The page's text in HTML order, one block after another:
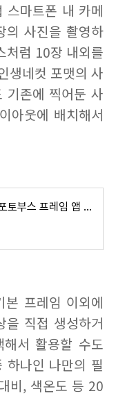
스마트폰 내 카메
의 사진을 촬영하
처럼 10장 내외를
생네컷 포맷의 사
기존에 찍어둔 사
아웃에 배치해서
나만의 네컷 - 인생네컷 포토부스 프레임 앱 - App Store
프레임 이외에
을 직접 생성하거
서 활용할 수도
하나인 나만의 필
비, 색온도 등 20